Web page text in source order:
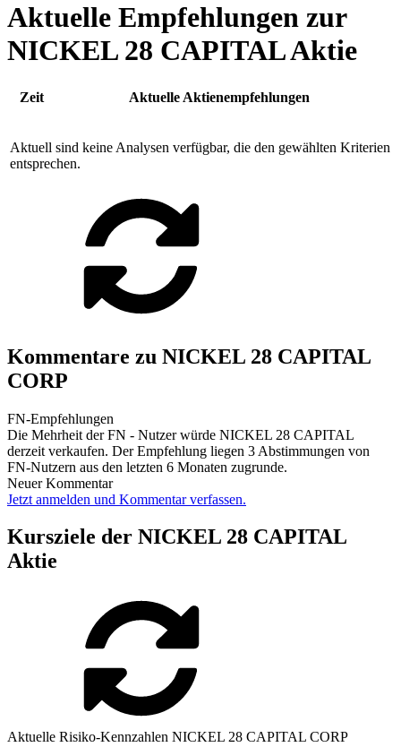
Aktuelle Empfehlungen zur
NICKEL 28 CAPITAL Aktie
Zeit Aktuelle Aktienempfehlungen
Aktuell sind keine Analysen verfügbar, die den gewählten Kriterien
entsprechen.
Kommentare zu NICKEL 28 CAPITAL
CORP
FN-Empfehlungen
Die Mehrheit der FN - Nutzer würde NICKEL 28 CAPITAL
derzeit verkaufen. Der Empfehlung liegen 3 Abstimmungen von
FN-Nutzern aus den letzten 6 Monaten zugrunde.
Neuer Kommentar
Jetzt anmelden und Kommentar verfassen.
Kursziele der NICKEL 28 CAPITAL
Aktie
Aktuelle Risiko-Kennzahlen NICKEL 28 CAPITAL CORP